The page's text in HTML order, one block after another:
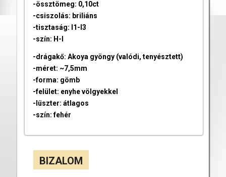
-össztömeg: 0,10ct
-csiszolás: briliáns
-tisztaság: I1-I3
-szín: H-I
-drágakő: Akoya gyöngy (valódi, tenyésztett)
-méret: ~7,5mm
-forma: gömb
-felület: enyhe völgyekkel
-lüszter: átlagos
-szín: fehér
BIZALOM